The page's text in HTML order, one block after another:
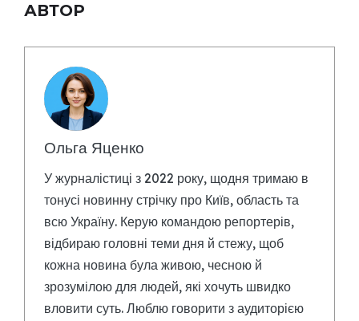
АВТОР
Ольга Яценко
У журналістиці з 2022 року, щодня тримаю в
тонусі новинну стрічку про Київ, область та
всю Україну. Керую командою репортерів,
відбираю головні теми дня й стежу, щоб
кожна новина була живою, чесною й
зрозумілою для людей, які хочуть швидко
вловити суть. Люблю говорити з аудиторією